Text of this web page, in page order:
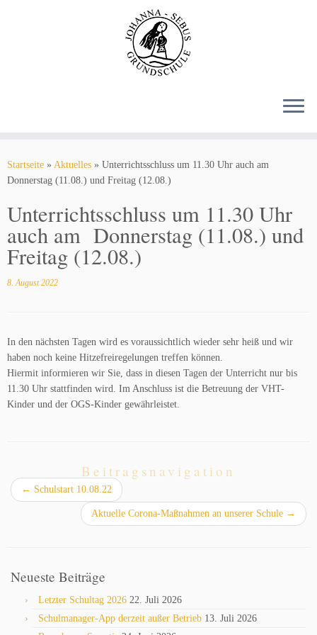
Startseite » Aktuelles » Unterrichtsschluss um 11.30 Uhr auch am
Donnerstag (11.08.) und Freitag (12.08.)
Unterrichtsschluss um 11.30 Uhr
auch am Donnerstag (11.08.) und
Freitag (12.08.)
8. August 2022
In den nächsten Tagen wird es voraussichtlich wieder sehr heiß und wir
haben noch keine Hitzefreiregelungen treffen können.
Hiermit informieren wir Sie, dass in diesen Tagen der Unterricht nur bis
11.30 Uhr stattfinden wird. Im Anschluss ist die Betreuung der VHT-
Kinder und der OGS-Kinder gewährleistet.
Beitragsnavigation
← Schulstart 10.08.22
Aktuelle Corona-Maßnahmen an unserer Schule →
Neueste Beiträge
Letzter Schultag 2026 22. Juli 2026
Schulmanager-App derzeit außer Betrieb 13. Juli 2026